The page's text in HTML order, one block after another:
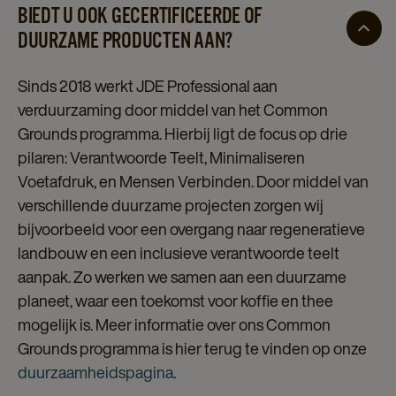
BIEDT U OOK GECERTIFICEERDE OF
DUURZAME PRODUCTEN AAN?
Sinds 2018 werkt JDE Professional aan
verduurzaming door middel van het Common
Grounds programma. Hierbij ligt de focus op drie
pilaren: Verantwoorde Teelt, Minimaliseren
Voetafdruk, en Mensen Verbinden. Door middel van
verschillende duurzame projecten zorgen wij
bijvoorbeeld voor een overgang naar regeneratieve
landbouw en een inclusieve verantwoorde teelt
aanpak. Zo werken we samen aan een duurzame
planeet, waar een toekomst voor koffie en thee
mogelijk is. Meer informatie over ons Common
Grounds programma is hier terug te vinden op onze
duurzaamheidspagina.